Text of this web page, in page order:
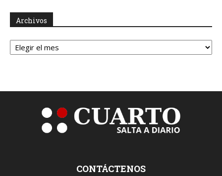
Archivos
Archivos
CONTÁCTENOS